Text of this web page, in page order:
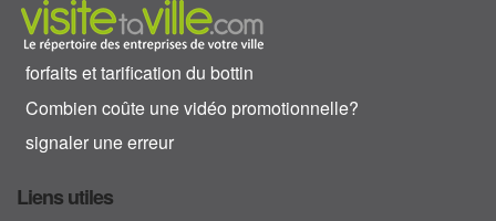
forfaits et tarification du bottin
Combien coûte une vidéo promotionnelle?
signaler une erreur
Liens utiles